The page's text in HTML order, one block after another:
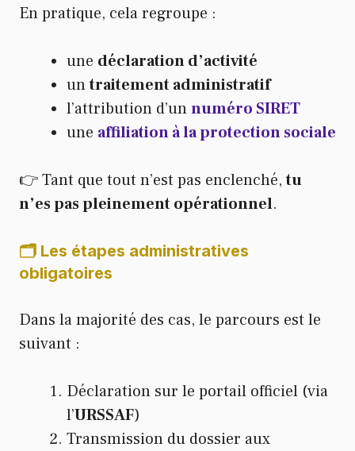
En pratique, cela regroupe :
une déclaration d’activité
untraitement administratif
l’attribution d’unnuméro SIRET
une affiliation à la protection sociale
👉 Tant que tout n’est pas enclenché,tu
n’es pas pleinement opérationnel.
🗂️ Les étapes administratives
obligatoires
Dans la majorité des cas, le parcours est le
suivant :
Déclaration sur le portail officiel (via
l’URSSAF)
Transmission du dossier aux